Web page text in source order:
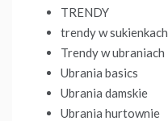
TRENDY
trendy w sukienkach
Trendy w ubraniach
Ubrania basics
Ubrania damskie
Ubrania hurtownie